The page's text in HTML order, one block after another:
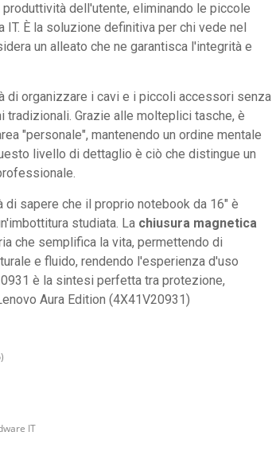
dell'utente, eliminando le piccole
È la soluzione definitiva per chi vede nel
un alleato che ne garantisca l'integrità e
di organizzare i cavi e i piccoli accessori senza
Grazie alle molteplici tasche, è
"personale", mantenendo un ordine mentale
livello di dettaglio è ciò che distingue un
sapere che il proprio notebook da 16" è
studiata. La chiusura magnetica
che semplifica la vita, permettendo di
e fluido, rendendo l'esperienza d'uso
è la sintesi perfetta tra protezione,
Aura Edition (4X41V20931)
IT